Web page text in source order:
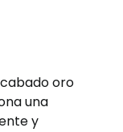
oro
una
y